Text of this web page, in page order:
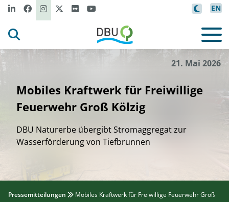
EN
©
Ch
rs
t
ian Sü
re
/DBU Na
tu
re
r
21. Mai 2026
Mobiles Kraftwerk für Freiwillige
Feuerwehr Groß Kölzig
DBU Naturerbe übergibt Stromaggregat zur
Wasserförderung von Tiefbrunnen
Pressemitteilungen
Mobiles Kraftwerk für Freiwillige Feuerwehr Groß